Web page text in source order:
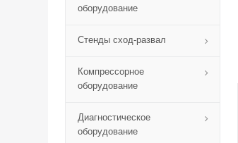
оборудование
Стенды сход-развал
Компрессорное
оборудование
Диагностическое
оборудование